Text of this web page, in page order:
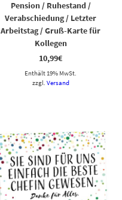
Pension / Ruhestand /
Verabschiedung / Letzter
Arbeitstag / Gruß-Karte für
Kollegen
10,99€
Enthält 19% MwSt.
zzgl. Versand